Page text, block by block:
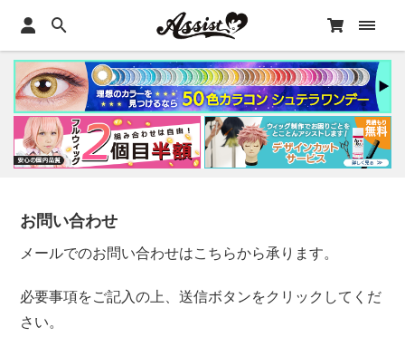
お問い合わせ
メールでのお問い合わせはこちらから承ります。
必要事項をご記入の上、送信ボタンをクリックしてくだ
さい。